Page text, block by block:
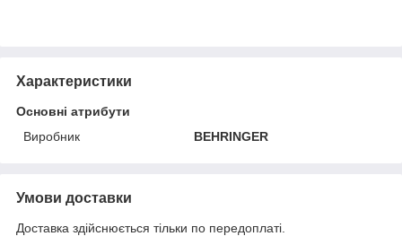
Характеристики
Основні атрибути
Виробник
BEHRINGER
Умови доставки
Доставка здійснюється тільки по передоплаті.